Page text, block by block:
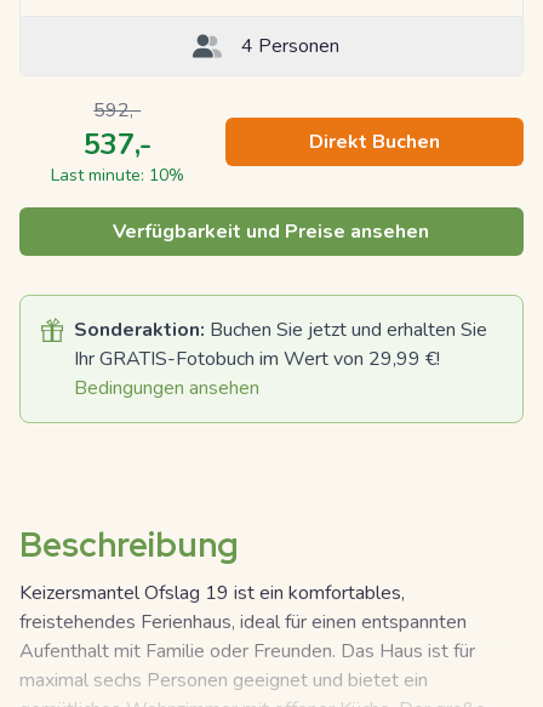
4 Personen
592,-
537,-
Last minute: 10%
Direkt Buchen
Verfügbarkeit und Preise ansehen
Sonderaktion: Buchen Sie jetzt und erhalten Sie
Ihr GRATIS-Fotobuch im Wert von 29,99 €!
Bedingungen ansehen
Beschreibung
Keizersmantel Ofslag 19 ist ein komfortables,
freistehendes Ferienhaus, ideal für einen entspannten
Aufenthalt mit Familie oder Freunden. Das Haus ist für
maximal sechs Personen geeignet und bietet ein